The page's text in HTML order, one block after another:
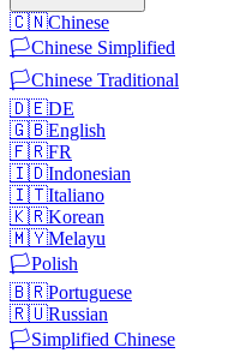
🇨🇳Chinese
🏳️Chinese Simplified
🏳️Chinese Traditional
🇩🇪DE
🇬🇧English
🇫🇷FR
🇮🇩Indonesian
🇮🇹Italiano
🇰🇷Korean
🇲🇾Melayu
🏳️Polish
🇧🇷Portuguese
🇷🇺Russian
🏳️Simplified Chinese